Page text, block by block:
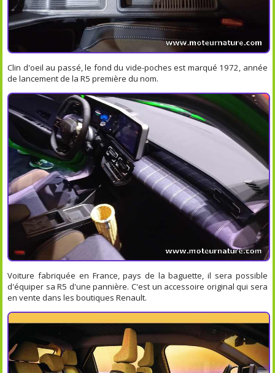
Clin d'oeil au passé, le fond du vide-poches est marqué 1972, année
de lancement de la R5 première du nom.
Voiture fabriquée en France, pays de la baguette, il sera possible
d'équiper sa R5 d'une pannière. C'est un accessoire original qui sera
en vente dans les boutiques Renault.